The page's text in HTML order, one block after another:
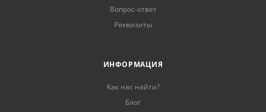
Вопрос-ответ
Реквизиты
ИНФОРМАЦИЯ
Как нас найти?
Блог